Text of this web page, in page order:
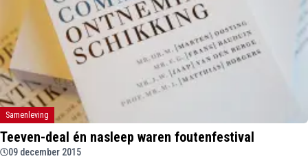
Samenleving
Teeven-deal én nasleep waren foutenfestival
09 december 2015